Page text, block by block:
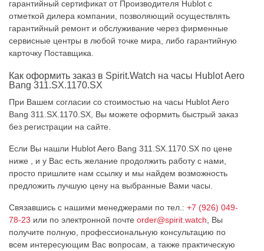
гарантийный сертификат от Производителя Hublot c
отметкой дилера компании, позволяющий осуществлять
гарантийный ремонт и обслуживание через фирменные
сервисные центры в любой точке мира, либо гарантийную
карточку Поставщика.
Как оформить заказ в Spirit.Watch на часы Hublot Aero
Bang 311.SX.1170.SX
При Вашем согласии со стоимостью на часы Hublot Aero
Bang 311.SX.1170.SX, Вы можете оформить быстрый заказ
без регистрации на сайте.
Если Вы нашли Hublot Aero Bang 311.SX.1170.SX по цене
ниже , и у Вас есть желание продолжить работу с нами,
просто пришлите нам ссылку и мы найдем возможность
предложить лучшую цену на выбранные Вами часы.
Связавшись с нашими менеджерами по тел.: +7 (926) 049-
78-23 или по электронной почте order@spirit.watch , Вы
получите полную, профессиональную консультацию по
всем интересующим Вас вопросам, а также практическую